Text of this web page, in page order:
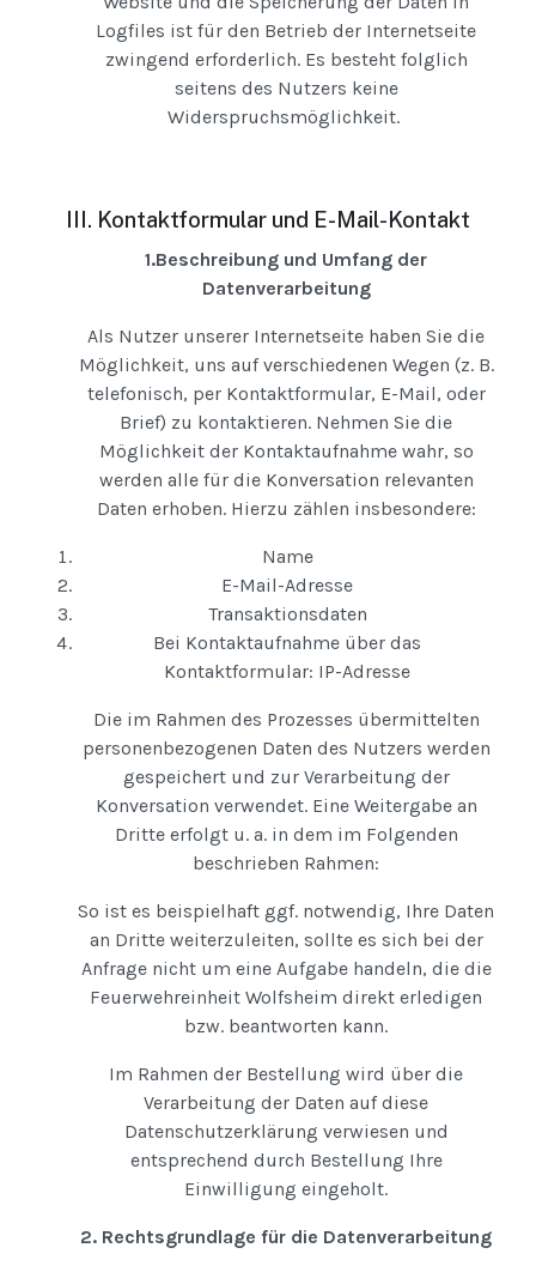
Logfiles ist für den Betrieb der Internetseite
zwingend erforderlich. Es besteht folglich
seitens des Nutzers keine
Widerspruchsmöglichkeit.
III. Kontaktformular und E-Mail-Kontakt
1.Beschreibung und Umfang der
Datenverarbeitung
Als Nutzer unserer Internetseite haben Sie die
Möglichkeit, uns auf verschiedenen Wegen (z. B.
telefonisch, per Kontaktformular, E-Mail, oder
Brief) zu kontaktieren. Nehmen Sie die
Möglichkeit der Kontaktaufnahme wahr, so
werden alle für die Konversation relevanten
Daten erhoben. Hierzu zählen insbesondere:
Name
E-Mail-Adresse
Transaktionsdaten
Bei Kontaktaufnahme über das
Kontaktformular: IP-Adresse
Die im Rahmen des Prozesses übermittelten
personenbezogenen Daten des Nutzers werden
gespeichert und zur Verarbeitung der
Konversation verwendet. Eine Weitergabe an
Dritte erfolgt u. a. in dem im Folgenden
beschrieben Rahmen:
So ist es beispielhaft ggf. notwendig, Ihre Daten
an Dritte weiterzuleiten, sollte es sich bei der
Anfrage nicht um eine Aufgabe handeln, die die
Feuerwehreinheit Wolfsheim direkt erledigen
bzw. beantworten kann.
Im Rahmen der Bestellung wird über die
Verarbeitung der Daten auf diese
Datenschutzerklärung verwiesen und
entsprechend durch Bestellung Ihre
Einwilligung eingeholt.
2. Rechtsgrundlage für die Datenverarbeitung